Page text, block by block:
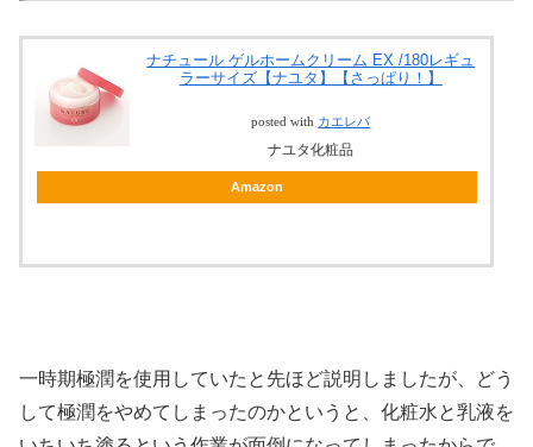
ナチュール ゲルホームクリーム EX /180レギュ
ラーサイズ【ナユタ】【さっぱり！】
posted with カエレバ
ナユタ化粧品
Amazon
一時期極潤を使用していたと先ほど説明しましたが、どう
して極潤をやめてしまったのかというと、化粧水と乳液を